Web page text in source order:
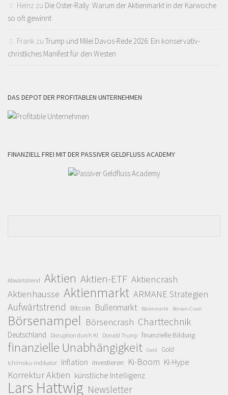
Heinz zu Die Oster-Rally: Warum der Aktienmarkt in der Karwoche
so oft gewinnt
Frank zu Trump und Milei Davos-Rede 2026: Ein konservativ-
christliches Manifest für den Westen
DAS DEPOT DER PROFITABLEN UNTERNEHMEN
FINANZIELL FREI MIT DER PASSIVER GELDFLUSS ACADEMY
Abwärtstrend Aktien Aktien-ETF Aktiencrash
Aktienhausse Aktienmarkt ARMANE Strategien
Aufwärtstrend Bitcoin Bullenmarkt Bärenmarkt Börsen-Crash
Börsenampel Börsencrash Charttechnik
Deutschland Disruption durch KI Donald Trump finanzielle Bildung
finanzielle Unabhängigkeit Geld Gold
Ichimoku-Indikator Inflation investieren Ki-Boom KI-Hype
Korrektur Aktien künstliche Intelligenz
Lars Hattwig Newsletter